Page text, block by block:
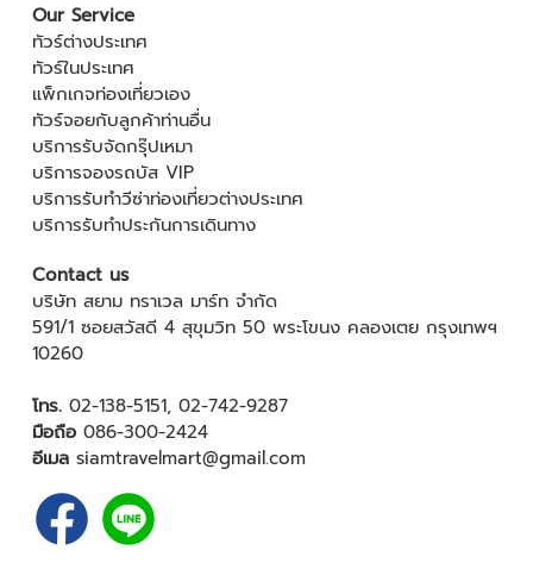
Our Service
ทัวร์ต่างประเทศ
ทัวร์ในประเทศ
แพ็กเกจท่องเที่ยวเอง
ทัวร์จอยกับลูกค้าท่านอื่น
บริการรับจัดกรุ๊ปเหมา
บริการจองรถบัส VIP
บริการรับทำวีซ่าท่องเที่ยวต่างประเทศ
บริการรับทำประกันการเดินทาง
Contact us
บริษัท สยาม ทราเวล มาร์ท จำกัด
591/1 ซอยสวัสดี 4 สุขุมวิท 50 พระโขนง คลองเตย กรุงเทพฯ
10260
โทร. 02-138-5151, 02-742-9287
มือถือ 086-300-2424
อีเมล siamtravelmart@gmail.com